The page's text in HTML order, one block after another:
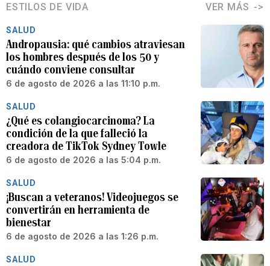
ESTILOS DE VIDA VER MÁS
SALUD
Andropausia: qué cambios atraviesan
los hombres después de los 50 y
cuándo conviene consultar
6 de agosto de 2026 a las 11:10 p.m.
SALUD
¿Qué es colangiocarcinoma? La
condición de la que falleció la
creadora de TikTok Sydney Towle
6 de agosto de 2026 a las 5:04 p.m.
SALUD
¡Buscan a veteranos! Videojuegos se
convertirán en herramienta de
bienestar
6 de agosto de 2026 a las 1:26 p.m.
SALUD